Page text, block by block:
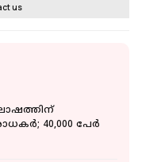
us
40,000 പേര്‍